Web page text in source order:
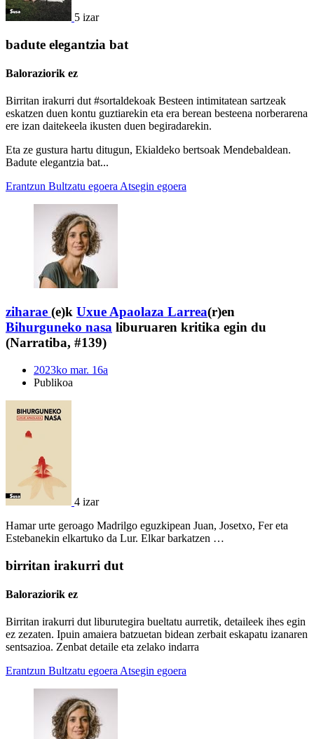
5 izar
badute elegantzia bat
Baloraziorik ez
Birritan irakurri dut #sortaldekoak Besteen intimitatean sartzeak
eskatzen duen kontu guztiarekin eta era berean besteena norberarena
ere izan daitekeela ikusten duen begiradarekin.
Eta ze gustura hartu ditugun, Ekialdeko bertsoak Mendebaldean.
Badute elegantzia bat...
Erantzun Bultzatu egoeraAtsegin egoera
ziharae (e)k Uxue Apaolaza Larrea(r)en
Bihurguneko nasa liburuaren kritika egin du
(Narratiba, #139)
2023ko mar. 16a
Publikoa
4 izar
Hamar urte geroago Madrilgo eguzkipean Juan, Josetxo, Fer eta
Estebanekin elkartuko da Lur. Elkar barkatzen …
birritan irakurri dut
Baloraziorik ez
Birritan irakurri dut liburutegira bueltatu aurretik, detaileek ihes egin
ez zezaten. Ipuin amaiera batzuetan bidean zerbait eskapatu izanaren
sentsazioa. Zenbat detaile eta zelako indarra
Erantzun Bultzatu egoera Atsegin egoera